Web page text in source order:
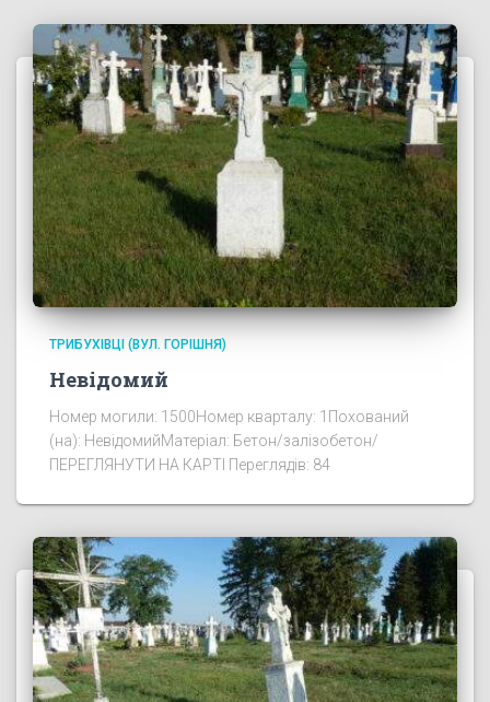
ТРИБУХІВЦІ (ВУЛ. ГОРІШНЯ)
Невідомий
Номер могили: 1500Номер кварталу: 1Похований
(на): НевідомийМатеріал: Бетон/залізобетон/
ПЕРЕГЛЯНУТИ НА КАРТІ Переглядів: 84